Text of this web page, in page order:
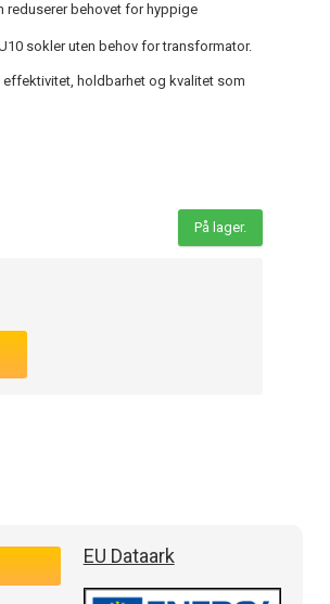
reduserer behovet for hyppige
sokler uten behov for transformator.
holdbarhet og kvalitet som
På lager.
EU Dataark